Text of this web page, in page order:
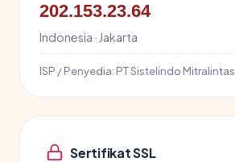
202.153.23.64
Indonesia · Jakarta
ISP / Penyedia: PT Sistelindo Mitralintas
Sertifikat SSL